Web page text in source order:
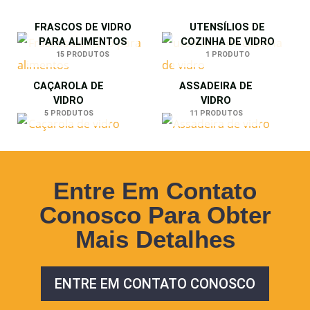
FRASCOS DE VIDRO
PARA ALIMENTOS
15 PRODUTOS
UTENSÍLIOS DE
COZINHA DE VIDRO
1 PRODUTO
CAÇAROLA DE
VIDRO
5 PRODUTOS
ASSADEIRA DE
VIDRO
11 PRODUTOS
Entre Em Contato
Conosco Para Obter
Mais Detalhes
ENTRE EM CONTATO CONOSCO